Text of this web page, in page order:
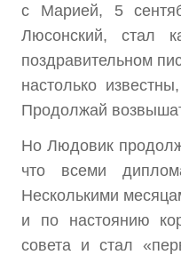
с Марией, 5
Люсонский, стал
поздравительном
настолько
Продолжай
Но Людовик
что всеми
Несколькими
и по настоянию
совета и стал